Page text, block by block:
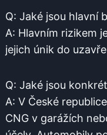
Q: Jaké jsou hlavní
A: Hlavním rizikem
jejich únik⁣ do
Q: Jaké‍ jsou
A: ⁣V České
⁣CNG v garážích